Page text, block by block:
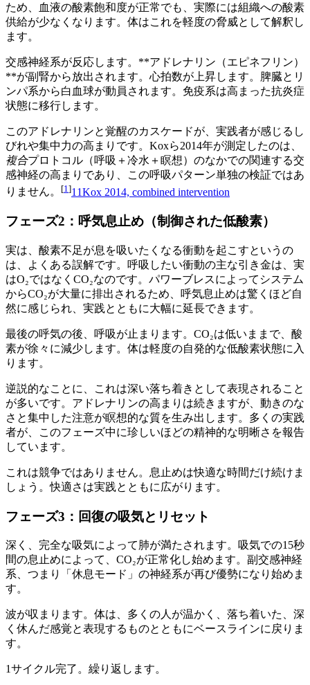
ため、血液の酸素飽和度が正常でも、実際には組織への酸素
供給が少なくなります。体はこれを軽度の脅威として解釈し
ます。
交感神経系が反応します。**アドレナリン（エピネフリン）
**が副腎から放出されます。心拍数が上昇します。脾臓とリ
ンパ系から白血球が動員されます。免疫系は高まった抗炎症
状態に移行します。
このアドレナリンと覚醒のカスケードが、実践者が感じるし
びれや集中力の高まりです。Koxら2014年が測定したのは、
複合プロトコル（呼吸＋冷水＋瞑想）のなかでの関連する交
感神経の高まりであり、この呼吸パターン単独の検証ではあ
りません。
[1 ]1 1Kox 2014, combined intervention
フェーズ2：呼気息止め（制御された低酸素）
実は、酸素不足が息を吸いたくなる衝動を起こすというの
は、よくある誤解です。呼吸したい衝動の主な引き金は、実
はO₂ではなくCO₂なのです。パワーブレスによってシステム
からCO₂が大量に排出されるため、呼気息止めは驚くほど自
然に感じられ、実践とともに大幅に延長できます。
最後の呼気の後、呼吸が止まります。CO₂は低いままで、酸
素が徐々に減少します。体は軽度の自発的な低酸素状態に入
ります。
逆説的なことに、これは深い落ち着きとして表現されること
が多いです。アドレナリンの高まりは続きますが、動きのな
さと集中した注意が瞑想的な質を生み出します。多くの実践
者が、このフェーズ中に珍しいほどの精神的な明晰さを報告
しています。
これは競争ではありません。息止めは快適な時間だけ続けま
しょう。快適さは実践とともに広がります。
フェーズ3：回復の吸気とリセット
深く、完全な吸気によって肺が満たされます。吸気での15秒
間の息止めによって、CO₂が正常化し始めます。副交感神経
系、つまり「休息モード」の神経系が再び優勢になり始めま
す。
波が収まります。体は、多くの人が温かく、落ち着いた、深
く休んだ感覚と表現するものとともにベースラインに戻りま
す。
1サイクル完了。繰り返します。